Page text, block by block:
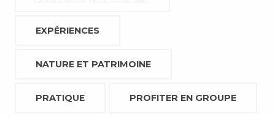
EXPÉRIENCES
NATURE ET PATRIMOINE
PRATIQUE PROFITER EN GROUPE